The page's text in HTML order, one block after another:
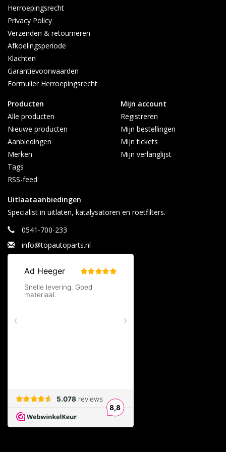
Montagematerialen zijn onderaan bij te bestellen, indien nodig.
Herroepingsrecht
Privacy Policy
Verzenden & retourneren
Afkoelingsperiode
Klachten
Garantievoorwaarden
Formulier Herroepingsrecht
Producten
Alle producten
Nieuwe producten
Aanbiedingen
Merken
Tags
RSS-feed
Mijn account
Registreren
Mijn bestellingen
Mijn tickets
Mijn verlanglijst
Uitlaataanbiedingen
Specialist in uitlaten, katalysatoren en roetfilters.
0541-700-233
info@topautoparts.nl